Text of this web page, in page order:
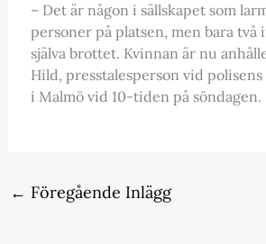
– Det är någon i sällskapet som
personer på platsen, men bara två
själva brottet. Kvinnan är nu
Hild, presstalesperson vid
i Malmö vid 10-tiden på söndagen.
← Föregående Inlägg